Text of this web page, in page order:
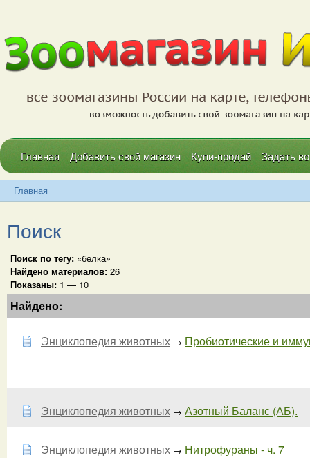
Главная Добавить свой магазин Купи-продай Задать
Главная
Поиск
Поиск по тегу: «белка»
Найдено материалов: 26
Показаны: 1 — 10
Найдено:
Энциклопедия животных → Пробиотические и
Энциклопедия животных → Азотный Баланс (АБ).
Энциклопедия животных → Нитрофураны - ч. 7